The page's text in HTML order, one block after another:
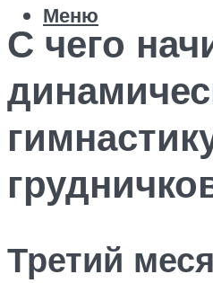
Меню
С чего
Третий